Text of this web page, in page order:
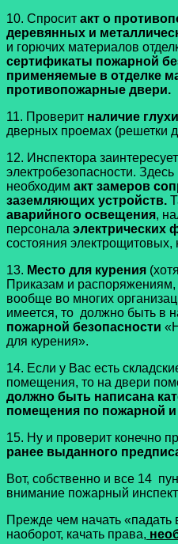
10. Спросит акт о
деревянных и
и горючих материалов
сертификаты пожарной
применяемые в отделке
противопожарные двери.
11. Проверит наличие
дверных проемах (решетки
12. Инспектора
электробезопасности.
необходим акт замеров
заземляющих устройств.
аварийного освещения,
персонала электрических
состояния электрощитовых,
13. Место для курения
Приказам и
вообще во многих
имеется, то должно быть в
пожарной безопасности
для курения».
14. Если у Вас есть
помещения, то на двери
должно быть написана
помещения по пожарной
15. Ну и проверит конечно
ранее выданного
Вот, собственно и все 14
внимание пожарный
Прежде чем начать «падать
наоборот, качать права,